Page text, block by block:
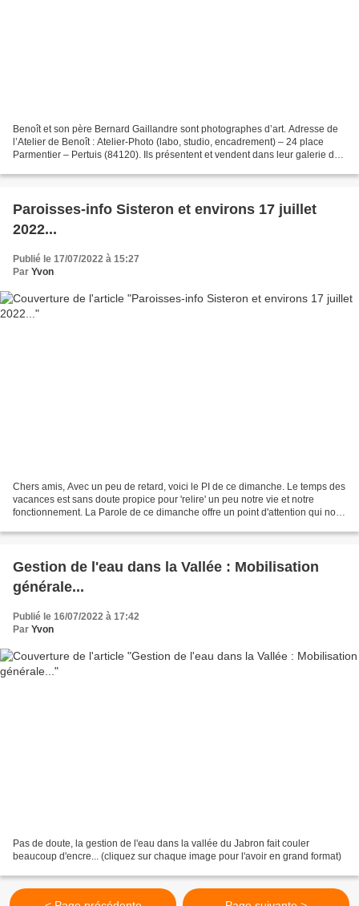
Benoît et son père Bernard Gaillandre sont photographes d’art. Adresse de
l’Atelier de Benoît : Atelier-Photo (labo, studio, encadrement) – 24 place
Parmentier – Pertuis (84120). Ils présentent et vendent dans leur galerie des
Paroisses-info Sisteron et environs 17 juillet
2022...
Publié le 17/07/2022 à 15:27
Par Yvon
Chers amis, Avec un peu de retard, voici le PI de ce dimanche. Le temps des
vacances est sans doute propice pour 'relire' un peu notre vie et notre
fonctionnement. La Parole de ce dimanche offre un point d'attention qui nous
Gestion de l'eau dans la Vallée : Mobilisation
générale...
Publié le 16/07/2022 à 17:42
Par Yvon
Pas de doute, la gestion de l'eau dans la vallée du Jabron fait couler
beaucoup d'encre... (cliquez sur chaque image pour l'avoir en grand format)